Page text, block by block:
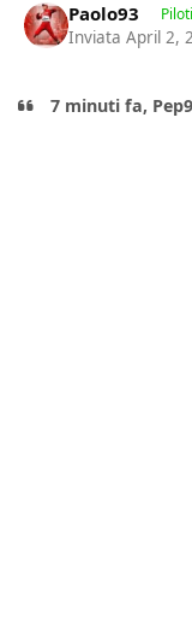
Paolo93
Inviata April 2,
7 minuti fa,